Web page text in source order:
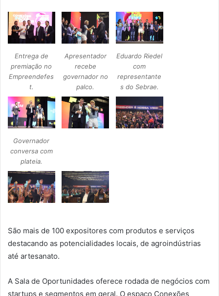
Entrega de
premiação no
Empreendefes
t.
Apresentador
recebe
governador no
palco.
Eduardo Riedel
com
representante
s do Sebrae.
Governador
conversa com
plateia.
São mais de 100 expositores com produtos e serviços
destacando as potencialidades locais, de agroindústrias
até artesanato.
A Sala de Oportunidades oferece rodada de negócios com
startups e segmentos em geral. O espaço Conexões